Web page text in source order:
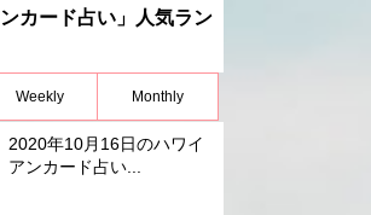
カード占い」人気ラン
Weekly Monthly
2020年10月16日のハワイ
アンカード占い...